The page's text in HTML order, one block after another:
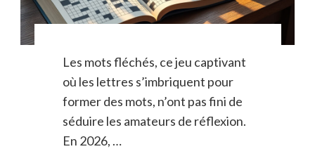
Les mots fléchés, ce jeu captivant
où les lettres s’imbriquent pour
former des mots, n’ont pas fini de
séduire les amateurs de réflexion.
En 2026, …